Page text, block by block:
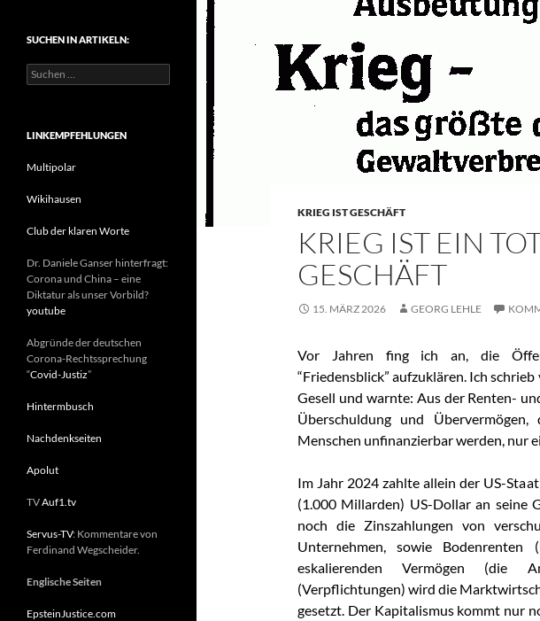
KRIEG IST GESCHÄFT
KRIEG IST EIN
GESCHÄFT
15. MÄRZ 2026 GEORG LEHLE
Vor Jahren fing ich an, die
“Friedensblick” aufzuklären. Ich
Gesell und warnte: Aus der Renten-
Überschuldung und
Menschen unfinanzierbar werden, nur
Im Jahr 2024 zahlte allein der US-
(1.000 Millarden) US-Dollar an seine
noch die Zinszahlungen von
Unternehmen, sowie
eskalierenden Vermögen (die
(Verpflichtungen) wird die
gesetzt. Der Kapitalismus kommt nur
g
SUCHEN IN ARTIKELN:
S
u
e
n
c
:
LINKEMPFEHLUNGEN
Multipolar
Wikihausen
Club der klaren Worte
Dr. Daniele Ganser hinterfragt:
Corona und China – eine
Diktatur als unser Vorbild?
youtube
Abgründe der deutschen
Corona-Rechtssprechung
“Covid-Justiz”
Hintermbusch
Nachdenkseiten
Apolut
TVAuf1.tv
Servus-TV: Kommentare von
Ferdinand Wegscheider.
Englische Seiten
EpsteinJustice.com